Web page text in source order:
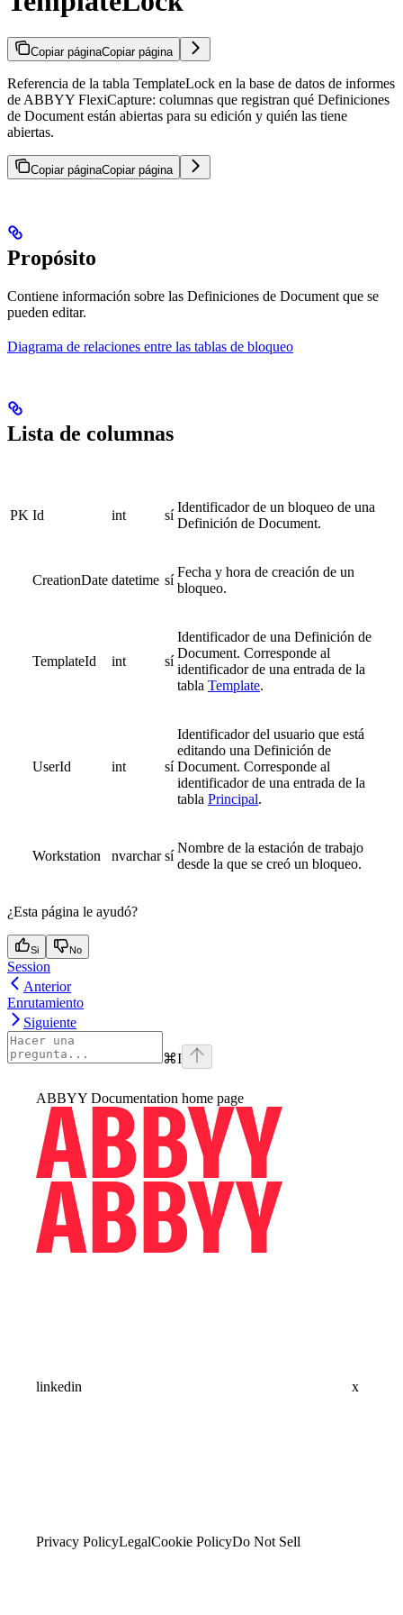
Copiar páginaCopiar página
Referencia de la tabla TemplateLock en la base de datos de informes
de ABBYY FlexiCapture: columnas que registran qué Definiciones
de Document están abiertas para su edición y quién las tiene
abiertas.
Copiar páginaCopiar página
Propósito
Contiene información sobre las Definiciones de Document que se
pueden editar.
Diagrama de relaciones entre las tablas de bloqueo
Lista de columnas
PK Id int sí
Identificador de un bloqueo de una
Definición de Document.
CreationDate datetime sí
Fecha y hora de creación de un
bloqueo.
TemplateId int sí
Identificador de una Definición de
Document. Corresponde al
identificador de una entrada de la
tabla Template.
UserId int sí
Identificador del usuario que está
editando una Definición de
Document. Corresponde al
identificador de una entrada de la
tabla Principal.
Workstation nvarchar sí
Nombre de la estación de trabajo
desde la que se creó un bloqueo.
¿Esta página le ayudó?
Si No
Session
Anterior
Enrutamiento
Siguiente
⌘I
ABBYY Documentation home page
linkedin x
Privacy PolicyLegalCookie PolicyDo Not Sell